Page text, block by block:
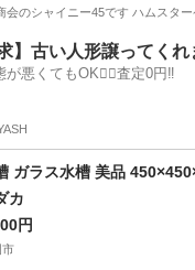
会のシャイニー45です ハムスタ
しぶ駅 その他
求】古い人形譲ってくれ
が悪くてもOK🙆‍♀️査定0円‼️
帯魚 金魚
カ
円
市